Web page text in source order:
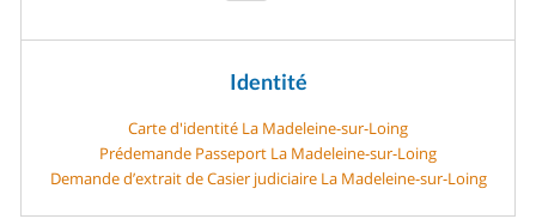
Identité
Carte d'identité La Madeleine-sur-Loing
Prédemande Passeport La Madeleine-sur-Loing
Demande d’extrait de Casier judiciaire La Madeleine-sur-Loing